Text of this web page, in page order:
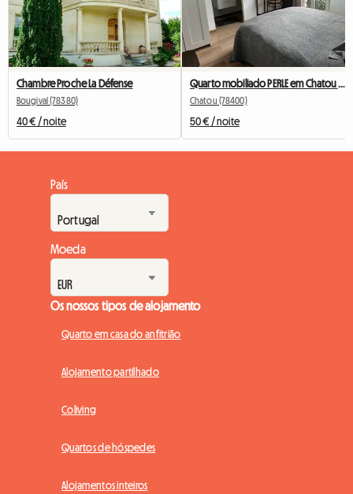
Chambre Proche La Défense
Bougival (78380)
40 € / noite
Chatou (78400)
50 € / noite
País
Moeda
Os nossos tipos de alojamento
Quarto em casa do anfitrião
Alojamento partilhado
Coliving
Quartos de hóspedes
Alojamentos inteiros